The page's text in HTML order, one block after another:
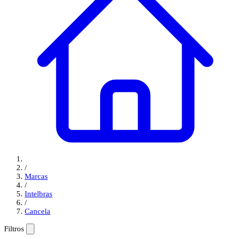
/
Marcas
/
Intelbras
/
Cancela
Filtros